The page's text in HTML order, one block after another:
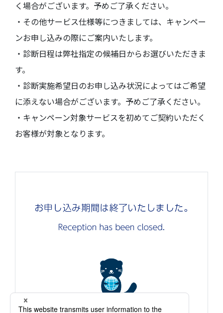
く場合がございます。予めご了承ください。
・その他サービス仕様等につきましては、キャンペー
ンお申し込みの際にご案内いたします。
・診断日程は弊社指定の候補日からお選びいただきま
す。
・診断実施希望日のお申し込み状況によってはご希望
に添えない場合がございます。予めご了承ください。
・キャンペーン対象サービスを初めてご契約いただく
お客様が対象となります。